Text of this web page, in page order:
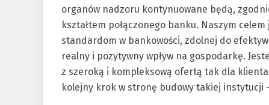
organów nadzoru kontynuowane będą,
kształtem połączonego banku. Naszym
standardom w bankowości, zdolnej do
realny i pozytywny wpływ na gospodarkę.
z szeroką i kompleksową ofertą tak dla
kolejny krok w stronę budowy takiej instytucji